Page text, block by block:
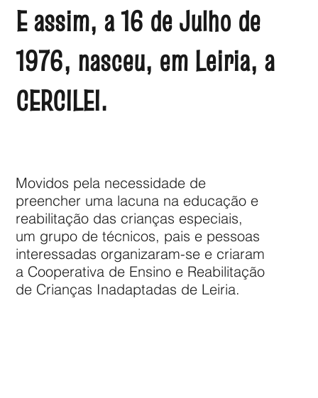
Movidos pela necessidade de
preencher uma lacuna na educação e
reabilitação das crianças especiais,
um grupo de técnicos, pais e pessoas
interessadas organizaram-se e criaram
a Cooperativa de Ensino e Reabilitação
de Crianças Inadaptadas de Leiria.
E assim, a 16 de Julho de
1976, nasceu, em Leiria, a
CERCILEI.